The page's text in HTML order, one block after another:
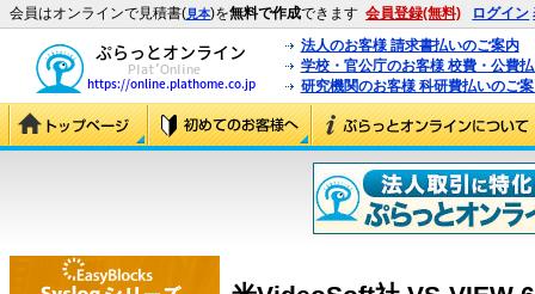
会員はオンラインで見積書(見本)を無料で作成できます 会員登録(無料) ログイン
法人のお客様 請求書払いのご案内
学校・官公庁のお客様 校費・公費
研究機関のお客様 科研費払いのご